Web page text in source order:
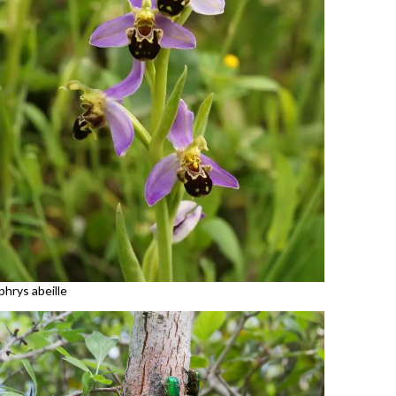
abeille